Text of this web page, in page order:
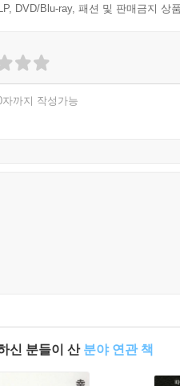
DVD/Blu-ray, 패션 및 판매금지 상
까지 작성가능
신 분들이 산 분야 연관 책